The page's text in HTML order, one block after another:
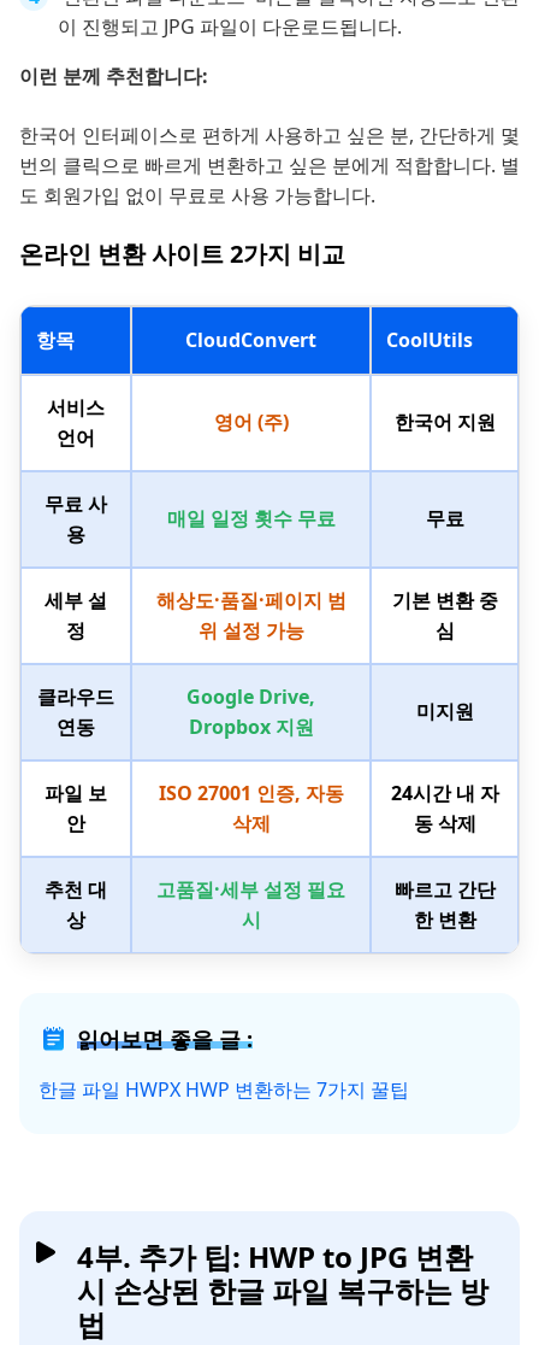
이 진행되고 JPG 파일이 다운로드됩니다.
이런 분께 추천합니다:
한국어 인터페이스로 편하게 사용하고 싶은 분, 간단하게 몇
번의 클릭으로 빠르게 변환하고 싶은 분에게 적합합니다. 별
도 회원가입 없이 무료로 사용 가능합니다.
온라인 변환 사이트 2가지 비교
항목 CloudConvert CoolUtils
서비스
언어
영어 (주) 한국어 지원
무료 사
용
매일 일정 횟수 무료 무료
세부 설
정
해상도·품질·페이지 범
위 설정 가능
기본 변환 중
심
클라우드
연동
Google Drive,
Dropbox 지원
미지원
파일 보
안
ISO 27001 인증, 자동
삭제
24시간 내 자
동 삭제
추천 대
상
고품질·세부 설정 필요
시
빠르고 간단
한 변환
읽어보면 좋을 글 :
한글 파일 HWPX HWP 변환하는 7가지 꿀팁
4부. 추가 팁: HWP to JPG 변환
시 손상된 한글 파일 복구하는 방
법